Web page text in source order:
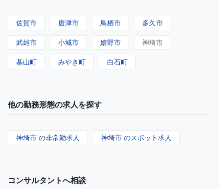
佐賀市 唐津市 鳥栖市 多久市
武雄市 小城市 嬉野市 神埼市
基山町 みやき町 白石町
他の勤務形態の求人を探す
神埼市 の非常勤求人 神埼市 のスポット求人
コンサルタントへ相談